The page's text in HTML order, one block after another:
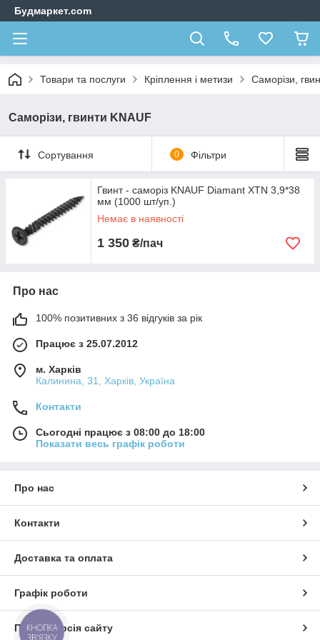
Будмаркет.com
Товари та послуги Кріплення і метизи Саморізи,
Саморізи, гвинти KNAUF
Сортування 0 Фільтри
Гвинт - саморіз KNAUF Diamant XTN 3,9*38
мм (1000 шт/уп.)
Немає в наявності
1 350 ₴/пач
Про нас
100% позитивних з 36 відгуків за рік
Працює з 25.07.2012
м. Харків
Калинина, 31, Харків, Україна
Контакти
Сьогодні працює з 08:00 до 18:00
Показати весь графік роботи
Про нас
Контакти
Доставка та оплата
Графік роботи
Повна версія сайту
КНОПКА
ЗВ'ЯЗКУ